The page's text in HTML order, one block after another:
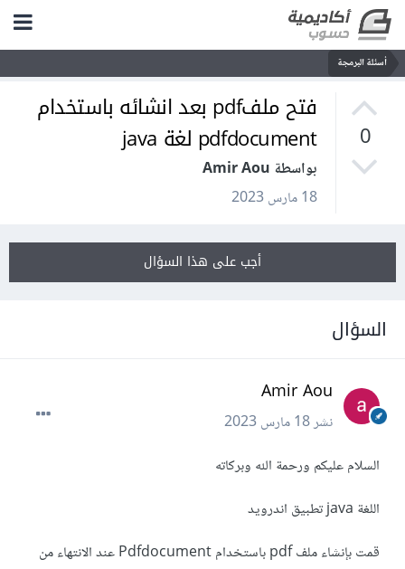
أسئلة البرمجة
0
فتح ملفpdf بعد انشائه باستخدام
pdfdocument لغة java
بواسطة Amir Aou
18 مارس 2023
أجب على هذا السؤال
السؤال
Amir Aou
نشر18 مارس 2023
السلام عليكم ورحمة الله وبركاته
اللغة java تطبيق اندرويد
قمت بإنشاء ملف pdf باستخدام Pdfdocument عند الانتهاء من